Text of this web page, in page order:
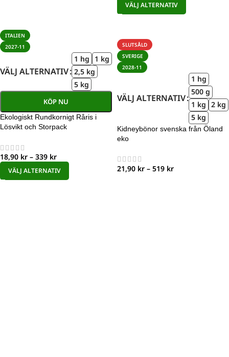
VÄLJ ALTERNATIV
ITALIEN
2027-11
VÄLJ ALTERNATIV
1 hg
1 kg
2,5 kg
5 kg
KÖP NU
Ekologiskt Rundkornigt Råris i
Lösvikt och Storpack
18,90 kr – 339 kr
VÄLJ ALTERNATIV
SLUTSÅLD
SVERIGE
2028-11
VÄLJ ALTERNATIV
1 hg
500 g
1 kg 2 kg
5 kg
Kidneybönor svenska från Öland
eko
21,90 kr – 519 kr